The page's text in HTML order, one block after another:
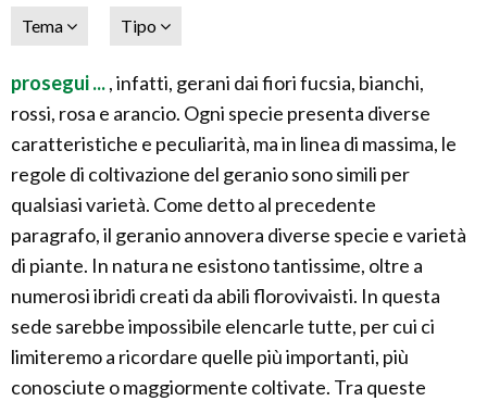
Tema Tipo
prosegui ..., infatti, gerani dai fiori fucsia, bianchi,
rossi, rosa e arancio. Ogni specie presenta diverse
caratteristiche e peculiarità, ma in linea di massima, le
regole di coltivazione del geranio sono simili per
qualsiasi varietà. Come detto al precedente
paragrafo, il geranio annovera diverse specie e varietà
di piante. In natura ne esistono tantissime, oltre a
numerosi ibridi creati da abili florovivaisti. In questa
sede sarebbe impossibile elencarle tutte, per cui ci
limiteremo a ricordare quelle più importanti, più
conosciute o maggiormente coltivate. Tra queste